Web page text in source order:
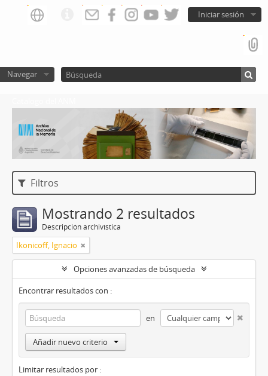
Iniciar sesión
Navegar
Filtros
Mostrando 2 resultados
Descripción archivística
Ikonicoff, Ignacio
Opciones avanzadas de búsqueda
Encontrar resultados con :
en
Añadir nuevo criterio
Limitar resultados por :